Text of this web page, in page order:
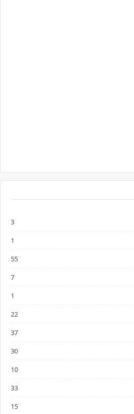
3
1
55
7
1
22
37
30
10
33
15